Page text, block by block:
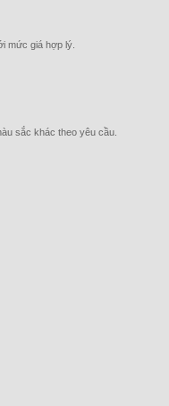
mức giá hợp lý.
sắc khác theo yêu cầu.